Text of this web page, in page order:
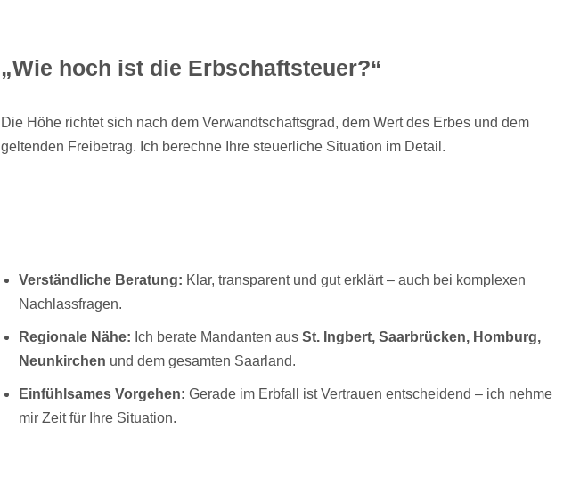
„Wie hoch ist die Erbschaftsteuer?“
Die Höhe richtet sich nach dem Verwandtschaftsgrad, dem Wert des Erbes und dem
geltenden Freibetrag. Ich berechne Ihre steuerliche Situation im Detail.
Verständliche Beratung: Klar, transparent und gut erklärt – auch bei komplexen
Nachlassfragen.
Regionale Nähe: Ich berate Mandanten aus St. Ingbert, Saarbrücken, Homburg,
Neunkirchen und dem gesamten Saarland.
Einfühlsames Vorgehen: Gerade im Erbfall ist Vertrauen entscheidend – ich nehme
mir Zeit für Ihre Situation.